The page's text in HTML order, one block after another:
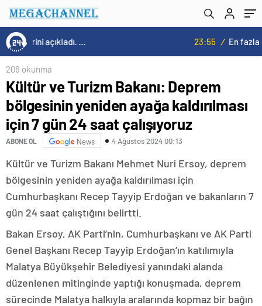
23:55 / En fazla kızaran takım Antalyaspor! Tam 5 futbolcu….
çalışıyoruz
206 okunma
Kültür ve Turizm Bakanı: Deprem
bölgesinin yeniden ayağa kaldırılması
için 7 gün 24 saat çalışıyoruz
ABONE OL News 4 Ağustos 2024 00:13
Kültür ve Turizm Bakanı Mehmet Nuri Ersoy, deprem
bölgesinin yeniden ayağa kaldırılması için
Cumhurbaşkanı Recep Tayyip Erdoğan ve bakanların 7
gün 24 saat çalıştığını belirtti.
Bakan Ersoy, AK Parti’nin, Cumhurbaşkanı ve AK Parti
Genel Başkanı Recep Tayyip Erdoğan’ın katılımıyla
Malatya Büyükşehir Belediyesi yanındaki alanda
düzenlenen mitinginde yaptığı konuşmada, deprem
sürecinde Malatya halkıyla aralarında kopmaz bir bağın